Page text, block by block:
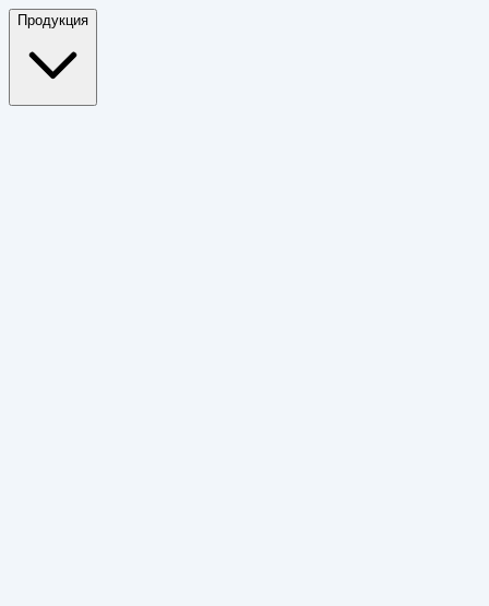
Продукция